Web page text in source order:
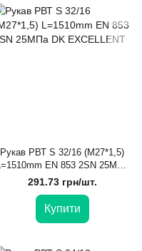
Рукав РВТ S 32/16 (М27*1,5)
L=1510mm EN 853 2SN 25МПа
DK EXCELLENT
291.73 грн/шт.
Купити